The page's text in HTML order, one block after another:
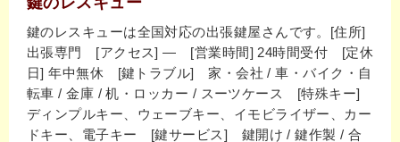
鍵のレスキューは全国対応の出張鍵屋さんです。[住所]
出張専門 [アクセス] ― [営業時間] 24時間受付 [定休
日] 年中無休 [鍵トラブル] 家・会社 / 車・バイク・自
転車 / 金庫 / 机・ロッカー / スーツケース [特殊キー]
ディンプルキー、ウェーブキー、イモビライザー、カー
ドキー、電子キー [鍵サービス] 鍵開け / 鍵作製 / 合